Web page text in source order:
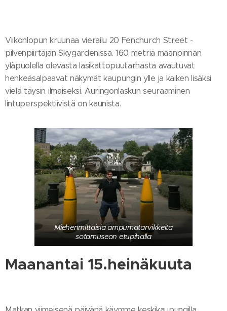
Viikonlopun kruunaa vierailu 20 Fenchurch Street -
pilvenpiirtäjän Skygardenissa. 160 metriä maanpinnan
yläpuolella olevasta lasikattopuutarhasta avautuvat
henkeäsalpaavat näkymät kaupungin ylle ja kaiken lisäksi
vielä täysin ilmaiseksi. Auringonlaskun seuraaminen
lintuperspektiivistä on kaunista.
Miehenmittaisia ampumatarvikkeita
sotamuseon etupihalla
Maanantai 15.heinäkuuta